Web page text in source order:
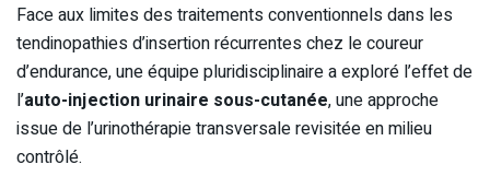
Face aux limites des traitements conventionnels dans les
tendinopathies d’insertion récurrentes chez le coureur
d’endurance, une équipe pluridisciplinaire a exploré l’effet de
l’auto-injection urinaire sous-cutanée, une approche
issue de l’urinothérapie transversale revisitée en milieu
contrôlé.